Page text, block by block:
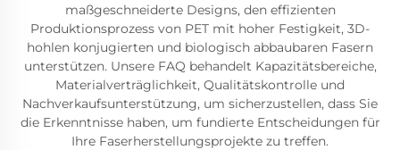
maßgeschneiderte Designs, den effizienten
Produktionsprozess von PET mit hoher Festigkeit, 3D-
hohlen konjugierten und biologisch abbaubaren Fasern
unterstützen. Unsere FAQ behandelt Kapazitätsbereiche,
Materialverträglichkeit, Qualitätskontrolle und
Nachverkaufsunterstützung, um sicherzustellen, dass Sie
die Erkenntnisse haben, um fundierte Entscheidungen für
Ihre Faserherstellungsprojekte zu treffen.